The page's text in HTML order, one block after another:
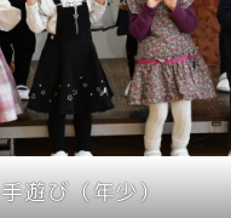
手遊び（年少）